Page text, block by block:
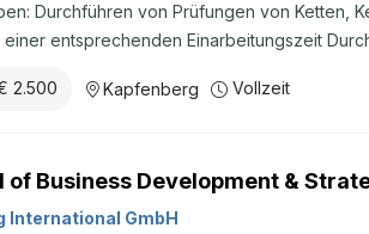
Durchführen von Prüfungen von Ketten,
einer entsprechenden Einarbeitungszeit
Erfahrungen unserer Produktanwender
Reisebereitschaft innerhalb Österreichs
bis 3 Wochen pro Monat von Montag bis
2.500 Kapfenberg Vollzeit
of Business Development &
International GmbH